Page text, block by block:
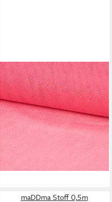
SCHÖNER LEBEN.
Stoff Tüllstoff Meterware mit
Glitzer Glitzertüll in
verschiedenen 1,50m, mit
Metallic-Effekt
(5,95 €/ 1 m)
lieferbar - in 4-5 Werktagen bei dir
maDDma Stoff 0,5m